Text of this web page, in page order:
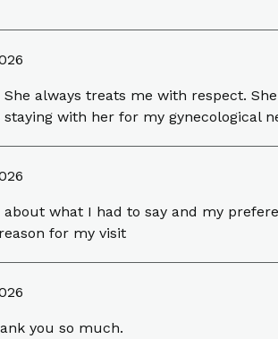
always treats me with respect.
with her for my gynecological
what I had to say and my
for my visit
you so much.